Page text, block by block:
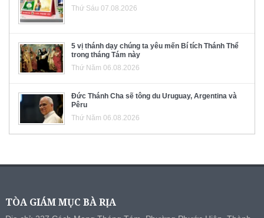
Thứ Sáu 07.08.2026
5 vị thánh dạy chúng ta yêu mến Bí tích Thánh Thể
trong tháng Tám này
Thứ Năm 06.08.2026
Đức Thánh Cha sẽ tông du Uruguay, Argentina và
Pêru
Thứ Năm 06.08.2026
TÒA GIÁM MỤC BÀ RỊA